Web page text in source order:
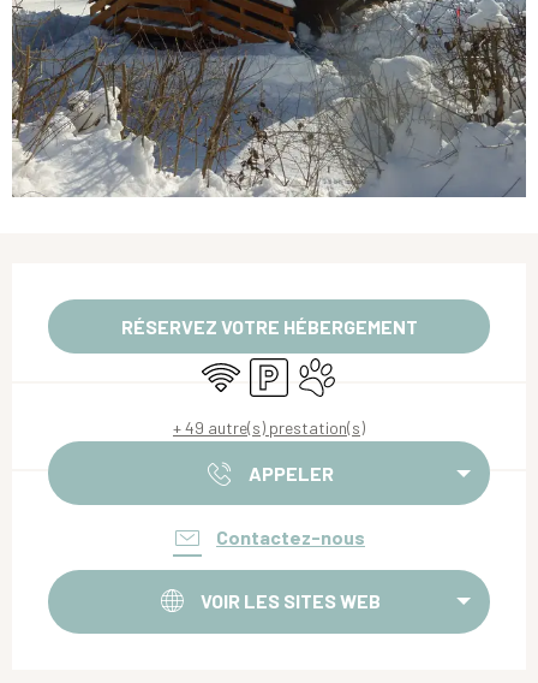
RÉSERVEZ VOTRE HÉBERGEMENT
WiFi ParkingAnimaux acceptés
+ 49 autre(s) prestation(s)
APPELER
Contactez-nous
VOIR LES SITES WEB